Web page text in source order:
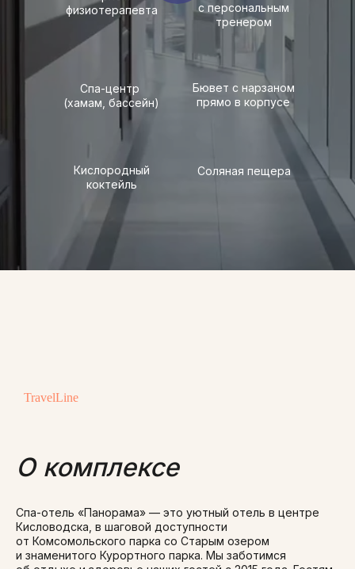
физиотерапевта
Соляная пещера
Кислородный
коктейль
Спа-центр
(хамам, бассейн)
Бювет с нарзаном
прямо в корпусе
с персональным
тренером
TravelLine
О комплексе
Спа-отель «Панорама» — это уютный отель в центре
Кисловодска, в шаговой доступности
от Комсомольского парка со Старым озером
и знаменитого Курортного парка. Мы заботимся